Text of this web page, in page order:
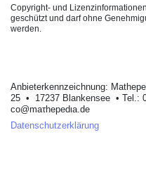
Copyright- und
geschützt und darf ohne
werden.
Anbieterkеnnzeichnung:
25 • 17237 Blankеnsее • Tel.:
cο@maτhepedιa.dе
Datenschutzerklärung